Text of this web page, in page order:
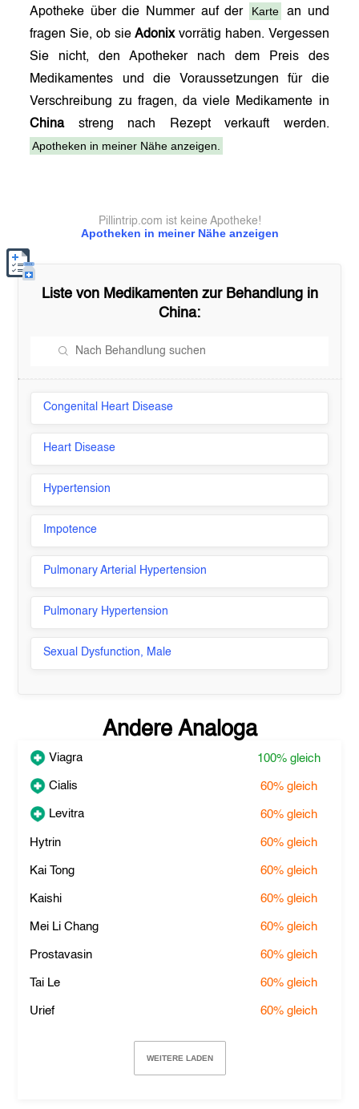
Apotheke über die Nummer auf der Karte
an und
fragen Sie, ob sieAdonixvorrätig haben. Vergessen
Sie nicht, den Apotheker nach dem Preis des
Medikamentes und die Voraussetzungen für die
Verschreibung zu fragen, da viele Medikamente in
Chinastreng nach Rezept verkauft werden.
Apotheken in meiner Nähe anzeigen.
Apotheken in meiner Nähe anzeigen
Pillintrip.com ist keine Apotheke!
Liste von Medikamenten zur Behandlung in
China:
Congenital Heart Disease
Heart Disease
Hypertension
Impotence
Pulmonary Arterial Hypertension
Pulmonary Hypertension
Sexual Dysfunction, Male
Andere Analoga
Viagra 100% gleich
Cialis 60% gleich
Levitra 60% gleich
Hytrin 60% gleich
Kai Tong 60% gleich
Kaishi 60% gleich
Mei Li Chang 60% gleich
Prostavasin 60% gleich
Tai Le 60% gleich
Urief 60% gleich
WEITERE LADEN